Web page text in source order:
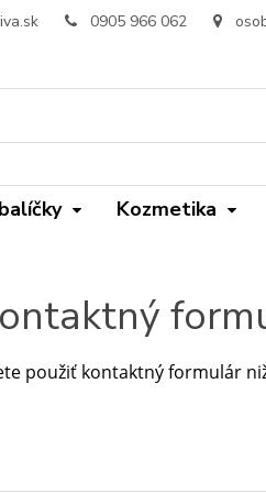
0905 966 062
Kozmetika
použiť kontaktný formulár